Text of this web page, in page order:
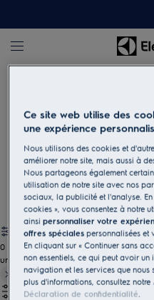
Lave-linge
Gagnez de l'espace avec un
performant que deux
laver et sécher votre linge en
0
undefined
Ce site web utilise des
une expérience
Nous utilisons des cookies et
améliorer notre site, mais aussi à
Nous partageons également
utilisation de notre site avec nos
sociaux, la publicité et l'analyse.
cookies », vous consentez à notre
ainsipersonnaliser votre
offres spéciales personnalisées et
En cliquant sur « Continuer sans
non essentiels, ce qui peut avoir
navigation et les services que nous
plus d'informations, consultez notre
Déclaration de confidentialité.